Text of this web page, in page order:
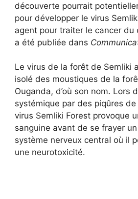
découverte pourrait
pour développer le virus
agent pour traiter le cancer du
a été publiée dans
Le virus de la forêt de Semliki
isolé des moustiques de la
Ouganda, d’où son nom. Lors
systémique par des piqûres
virus Semliki Forest provoque
sanguine avant de se frayer
système nerveux central où il
une neurotoxicité.